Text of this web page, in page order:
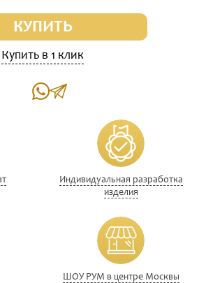
КУПИТЬ
Купить в 1 клик
Индивидуальная разработка
изделия
ШОУ РУМ в центре Москвы